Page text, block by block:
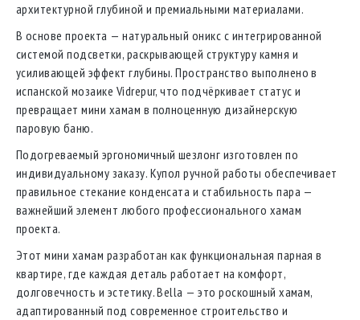
архитектурной глубиной и премиальными материалами.
В основе проекта — натуральный оникс с интегрированной
системой подсветки, раскрывающей структуру камня и
усиливающей эффект глубины. Пространство выполнено в
испанской мозаике Vidrepur, что подчёркивает статус и
превращает мини хамам в полноценную дизайнерскую
паровую баню.
Подогреваемый эргономичный шезлонг изготовлен по
индивидуальному заказу. Купол ручной работы обеспечивает
правильное стекание конденсата и стабильность пара —
важнейший элемент любого профессионального хамам
проекта.
Этот мини хамам разработан как функциональная парная в
квартире, где каждая деталь работает на комфорт,
долговечность и эстетику. Bella — это роскошный хамам,
адаптированный под современное строительство и